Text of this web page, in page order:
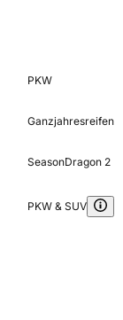
PKW
Ganzjahresreifen
SeasonDragon 2
PKW & SUV